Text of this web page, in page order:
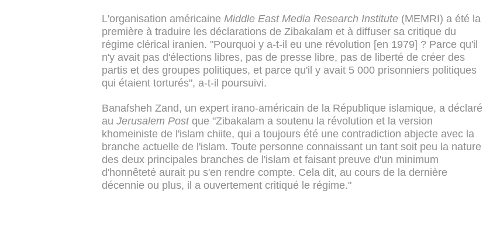
L'organisation américaine Middle East Media Research Institute (MEMRI) a été la
première à traduire les déclarations de Zibakalam et à diffuser sa critique du
régime clérical iranien. "Pourquoi y a-t-il eu une révolution [en 1979] ? Parce qu'il
n'y avait pas d'élections libres, pas de presse libre, pas de liberté de créer des
partis et des groupes politiques, et parce qu'il y avait 5 000 prisonniers politiques
qui étaient torturés", a-t-il poursuivi.
Banafsheh Zand, un expert irano-américain de la République islamique, a déclaré
au Jerusalem Postque "Zibakalam a soutenu la révolution et la version
khomeiniste de l'islam chiite, qui a toujours été une contradiction abjecte avec la
branche actuelle de l'islam. Toute personne connaissant un tant soit peu la nature
des deux principales branches de l'islam et faisant preuve d'un minimum
d'honnêteté aurait pu s'en rendre compte. Cela dit, au cours de la dernière
décennie ou plus, il a ouvertement critiqué le régime."